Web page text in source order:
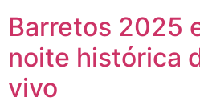
Barretos 2025
noite histórica
vivo